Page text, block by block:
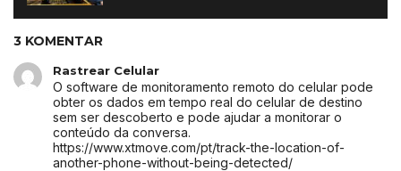
3 KOMENTAR
Rastrear Celular
O software de monitoramento remoto do celular pode
obter os dados em tempo real do celular de destino
sem ser descoberto e pode ajudar a monitorar o
conteúdo da conversa.
https://www.xtmove.com/pt/track-the-location-of-
another-phone-without-being-detected/